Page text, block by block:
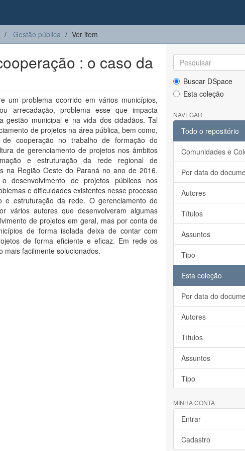
Gestão pública Ver item
: o caso da
um problema ocorrido em vários municípios,
arrecadação, problema esse que impacta
gestão municipal e na vida dos cidadãos. Tal
de projetos na área pública, bem como,
cooperação no trabalho de formação do
de gerenciamento de projetos nos âmbitos
e estruturação da rede regional de
na Região Oeste do Paraná no ano de 2016.
desenvolvimento de projetos públicos nos
e dificuldades existentes nesse processo
estruturação da rede. O gerenciamento de
vários autores que desenvolveram algumas
de projetos em geral, mas por conta de
de forma isolada deixa de contar com
de forma eficiente e eficaz. Em rede os
mais facilmente solucionados.
Buscar DSpace
Esta coleção
NAVEGAR
Todo o repositório
Comunidades e
Por data do
Autores
Títulos
Assuntos
Tipo
Esta coleção
Por data do
Autores
Títulos
Assuntos
Tipo
MINHA CONTA
Entrar
Cadastro